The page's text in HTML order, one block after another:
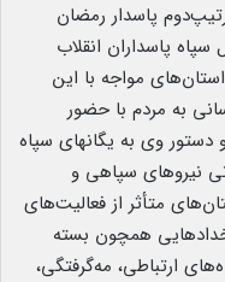
پاسدار رمضان
پاسداران انقلاب
مواجه با این
به مردم با حضور
وی به یگانهای سپاه
نیروهای سپاهی و
متأثر از فعالیت‌های
همچون بسته
ارتباطی، مه‌گرفتگی،